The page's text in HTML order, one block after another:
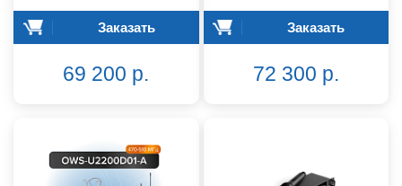
Заказать
69 200 р.
Заказать
72 300 р.